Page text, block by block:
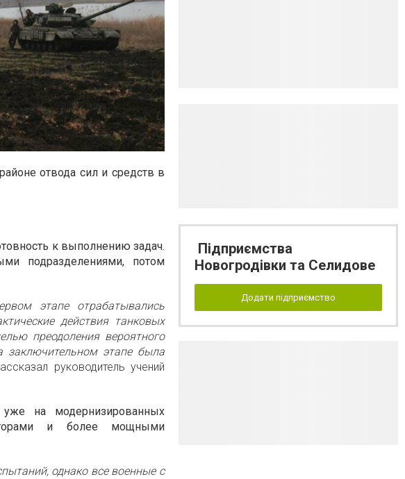
отвода сил и средств в
к выполнению задач.
подразделениями, потом
этапе отрабатывались
действия танковых
преодоления вероятного
заключительном этапе была
руководитель учений
уже на модернизированных
и более мощными
однако все военные с
Підприємства
Новогродівки та Селидове
Додати підприємство